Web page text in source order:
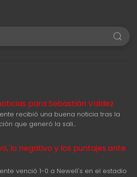
para Sebastián Valdez
recibió una buena noticia tras la
que generó la sali…
lo negativo y los puntajes ante
venció 1-0 a Newell's en el estadio